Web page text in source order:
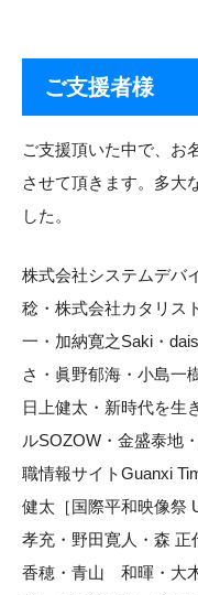
ご支援者様
ご支援頂いた中で、お
させて頂きます。多大
した。
株式会社システムデバ
稔・株式会社カタリス
一・加納寛之Saki・
さ・眞野郁海・小島一
日上健太・新時代を生
ルSOZOW・金盛泰地
職情報サイトGuanxi
健太［国際平和映像祭
孝充・野田寛人・森
香穂・青山 和暉・大